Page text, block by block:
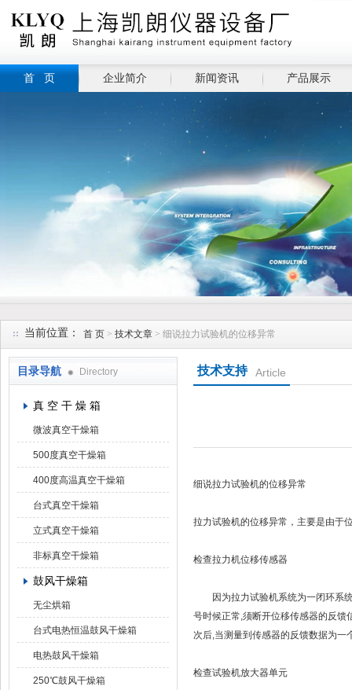
首 页 企业简介 新闻资讯 产品展示
当前位置： 首 页 > 技术文章 > 细说拉力试验机的位移异常
目录导航 Directory
真 空 干 燥 箱
微波真空干燥箱
500度真空干燥箱
400度高温真空干燥箱
台式真空干燥箱
立式真空干燥箱
非标真空干燥箱
鼓风干燥箱
无尘烘箱
台式电热恒温鼓风干燥箱
电热鼓风干燥箱
250℃鼓风干燥箱
技术支持 Article
细说拉力试验机的位移异常
拉力试验机的位移异常，主要是由于
检查拉力机位移传感器
因为拉力试验机系统为一闭环系统,
号时候正常,须断开位移传感器的反馈
次后,当测量到传感器的反馈数据为一
检查试验机放大器单元